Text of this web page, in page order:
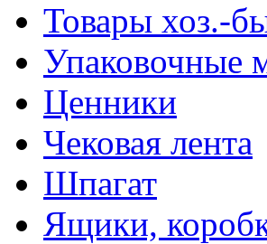
Товары хоз.-
Упаковочные
Ценники
Чековая лента
Шпагат
Ящики,